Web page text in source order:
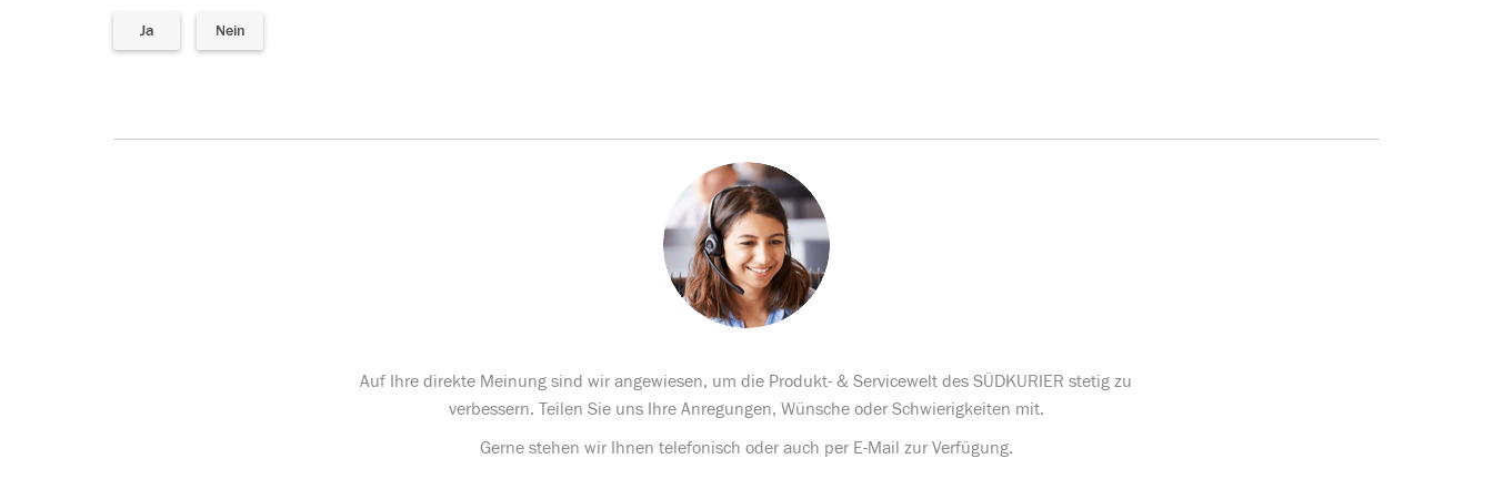
Ja Nein
Auf Ihre direkte Meinung sind wir angewiesen, um die Produkt- & Servicewelt des SÜDKURIER stetig zu
verbessern. Teilen Sie uns Ihre Anregungen, Wünsche oder Schwierigkeiten mit.
Gerne stehen wir Ihnen telefonisch oder auch per E-Mail zur Verfügung.